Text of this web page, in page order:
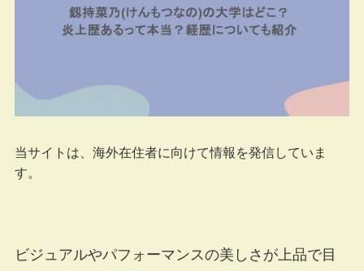
当サイトは、海外在住者に向けて情報を発信していま
す。
ビジュアルやパフォーマンスの美しさが上品で目